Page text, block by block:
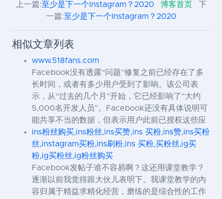
上一篇:至少是下一个Instagram？2020 博客首页
下
一篇:至少是下一个Instagram？2020
相似文章列表
www.518fans.com
Facebook没有透露“问题”修复之前已经存在了多
长时间，或者有多少用户受到了影响。该公司表
示，从“过去的几个月”开始，它已经影响了“大约
5,000名开发人员”。Facebook还没有具体说明可
能共享不当的数据，但表示用户此前已授权这些应
ins粉丝购买,ins粉丝,ins买赞,ins 买粉,ins赞,ins买粉
丝,instagram买粉,ins刷粉,ins 买粉,买粉丝,ig买
粉,ig买粉丝,ig粉丝购买
Facebook发帖子谁不容易啊？这还用课堂教学？
逐渐以前我觉得跟大伙儿表明下。我课堂教学的內
容归属于精益求精化经营，磨练的是综合性的工作